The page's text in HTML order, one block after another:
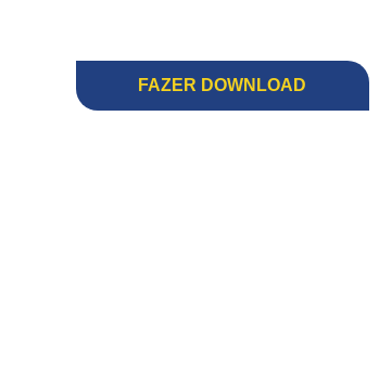
FAZER DOWNLOAD